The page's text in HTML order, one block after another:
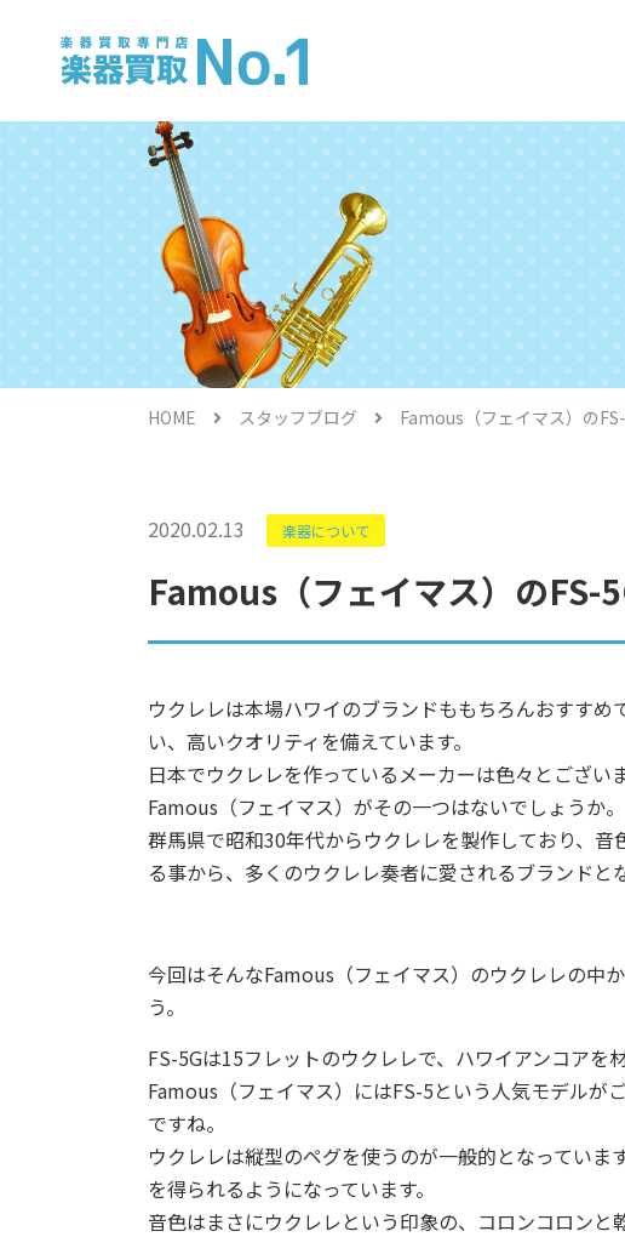
HOME スタッフブログ Famous（フェイマス）の
2020.02.13 楽器について
Famous（フェイマス）のFS-
ウクレレは本場ハワイのブランドももちろんおすす
い、高いクオリティを備えています。
日本でウクレレを作っているメーカーは色々とござ
Famous（フェイマス）がその一つはないでしょうか。
群馬県で昭和30年代からウクレレを製作しており、
る事から、多くのウクレレ奏者に愛されるブランドと
今回はそんなFamous（フェイマス）のウクレレの中
う。
FS-5Gは15フレットのウクレレで、ハワイアンコアを
Famous（フェイマス）にはFS-5という人気モデルが
ですね。
ウクレレは縦型のペグを使うのが一般的となってい
を得られるようになっています。
音色はまさにウクレレという印象の、コロンコロンと